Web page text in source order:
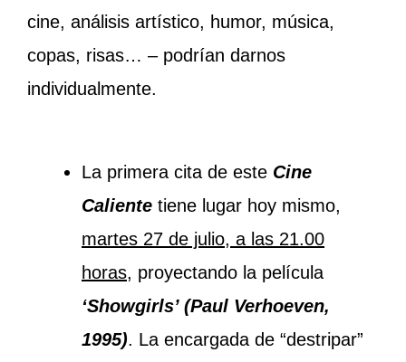
cine, análisis artístico, humor, música,
copas, risas… – podrían darnos
individualmente.
La primera cita de este Cine
Caliente tiene lugar hoy mismo,
martes 27 de julio, a las 21.00
horas, proyectando la película
‘Showgirls’ (Paul Verhoeven,
1995). La encargada de “destripar”